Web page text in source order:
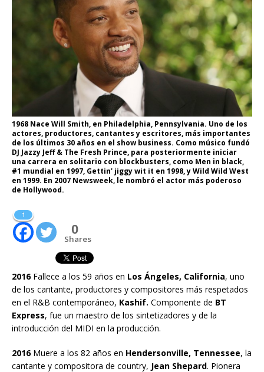
1968 Nace Will Smith, en Philadelphia, Pennsylvania. Uno de los
actores, productores, cantantes y escritores, más importantes
de los últimos 30 años en el show business. Como músico fundó
DJ Jazzy Jeff & The Fresh Prince, para posteriormente iniciar
una carrera en solitario con blockbusters, como Men in black,
#1 mundial en 1997, Gettin' jiggy wit it en 1998, y Wild Wild West
en 1999. En 2007 Newsweek, le nombró el actor más poderoso
de Hollywood.
1
0
Shares
2016Fallece a los 59 años en Los Ángeles, California, uno
de los cantante, productores y compositores más respetados
en el R&B contemporáneo, Kashif. Componente de BT
Express, fue un maestro de los sintetizadores y de la
introducción del MIDI en la producción.
2016Muere a los 82 años en Hendersonville, Tennessee, la
cantante y compositora de country, Jean Shepard. Pionera